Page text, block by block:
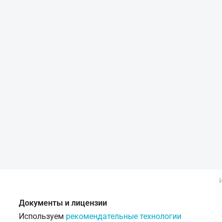
Документы и лицензии
Используем рекомендательные технологии